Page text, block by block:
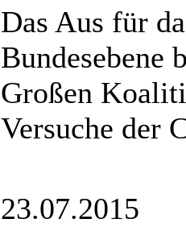
Das Aus für
Bundesebene
Großen
Versuche der
23.07.2015